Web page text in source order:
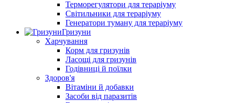
Терморегулятори для тераріуму
Світильники для тераріуму
Генератори туману для тераріуму
Гризуни
Харчування
Корм для гризунів
Ласощі для гризунів
Годівниці й поїлки
Здоров'я
Вітаміни й добавки
Засоби від паразитів